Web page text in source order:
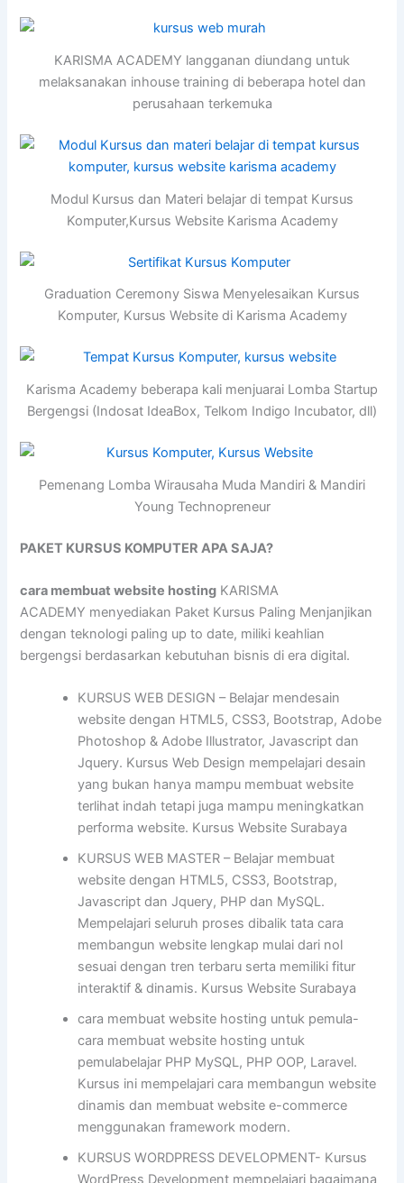
KARISMA ACADEMY langganan diundang untuk
melaksanakan inhouse training di beberapa hotel dan
perusahaan terkemuka
Modul Kursus dan Materi belajar di tempat Kursus
Komputer,Kursus Website Karisma Academy
Graduation Ceremony Siswa Menyelesaikan Kursus
Komputer, Kursus Website di Karisma Academy
Karisma Academy beberapa kali menjuarai Lomba Startup
Bergengsi (Indosat IdeaBox, Telkom Indigo Incubator, dll)
Pemenang Lomba Wirausaha Muda Mandiri & Mandiri
Young Technopreneur
PAKET KURSUS KOMPUTER APA SAJA?
cara membuat website hosting KARISMA
ACADEMY menyediakan Paket Kursus Paling Menjanjikan
dengan teknologi paling up to date, miliki keahlian
bergengsi berdasarkan kebutuhan bisnis di era digital.
KURSUS WEB DESIGN – Belajar mendesain
website dengan HTML5, CSS3, Bootstrap, Adobe
Photoshop & Adobe Illustrator, Javascript dan
Jquery. Kursus Web Design mempelajari desain
yang bukan hanya mampu membuat website
terlihat indah tetapi juga mampu meningkatkan
performa website. Kursus Website Surabaya
KURSUS WEB MASTER – Belajar membuat
website dengan HTML5, CSS3, Bootstrap,
Javascript dan Jquery, PHP dan MySQL.
Mempelajari seluruh proses dibalik tata cara
membangun website lengkap mulai dari nol
sesuai dengan tren terbaru serta memiliki fitur
interaktif & dinamis. Kursus Website Surabaya
cara membuat website hosting untuk pemula-
cara membuat website hosting untuk
pemulabelajar PHP MySQL, PHP OOP, Laravel.
Kursus ini mempelajari cara membangun website
dinamis dan membuat website e-commerce
menggunakan framework modern.
KURSUS WORDPRESS DEVELOPMENT- Kursus
WordPress Development mempelajari bagaimana